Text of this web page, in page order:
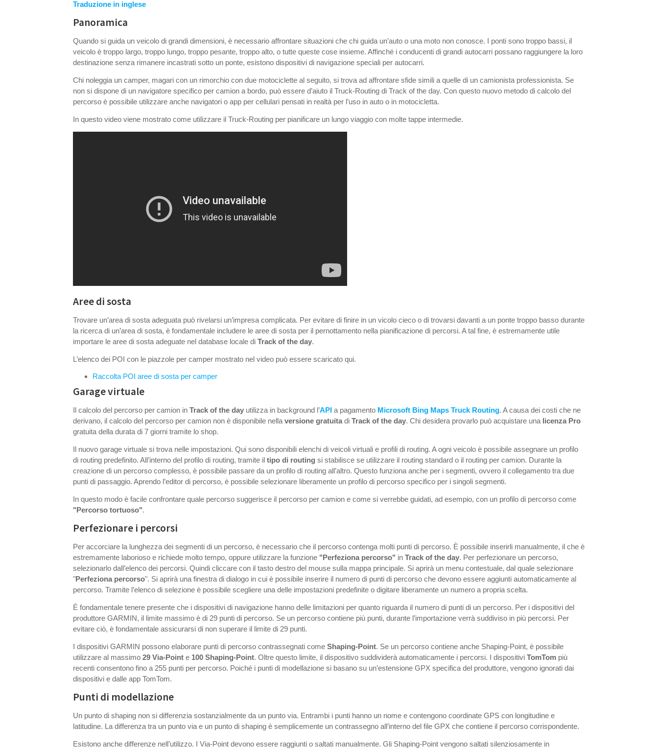
Traduzione in inglese
Panoramica
Quando si guida un veicolo di grandi dimensioni, è necessario affrontare situazioni che chi guida un’auto o una moto non conosce. I ponti sono troppo bassi, il
veicolo è troppo largo, troppo lungo, troppo pesante, troppo alto, o tutte queste cose insieme. Affinché i conducenti di grandi autocarri possano raggiungere la loro
destinazione senza rimanere incastrati sotto un ponte, esistono dispositivi di navigazione speciali per autocarri.
Chi noleggia un camper, magari con un rimorchio con due motociclette al seguito, si trova ad affrontare sfide simili a quelle di un camionista professionista. Se
non si dispone di un navigatore specifico per camion a bordo, può essere d’aiuto il Truck-Routing di Track of the day. Con questo nuovo metodo di calcolo del
percorso è possibile utilizzare anche navigatori o app per cellulari pensati in realtà per l’uso in auto o in motocicletta.
In questo video viene mostrato come utilizzare il Truck-Routing per pianificare un lungo viaggio con molte tappe intermedie.
Aree di sosta
Trovare un’area di sosta adeguata può rivelarsi un’impresa complicata. Per evitare di finire in un vicolo cieco o di trovarsi davanti a un ponte troppo basso durante
la ricerca di un’area di sosta, è fondamentale includere le aree di sosta per il pernottamento nella pianificazione di percorsi. A tal fine, è estremamente utile
importare le aree di sosta adeguate nel database locale diTrack of the day.
L’elenco dei POI con le piazzole per camper mostrato nel video può essere scaricato qui.
Raccolta POI aree di sosta per camper
Garage virtuale
Il calcolo del percorso per camion in Track of the day utilizza in background l’API a pagamento Microsoft Bing Maps Truck Routing. A causa dei costi che ne
derivano, il calcolo del percorso per camion non è disponibile nellaversione gratuita diTrack of the day. Chi desidera provarlo può acquistare una licenza Pro
gratuita della durata di 7 giorni tramite lo shop.
Il nuovo garage virtuale si trova nelle impostazioni. Qui sono disponibili elenchi di veicoli virtuali e profili di routing. A ogni veicolo è possibile assegnare un profilo
di routing predefinito. All’interno del profilo di routing, tramite iltipo di routing si stabilisce se utilizzare il routing standard o il routing per camion. Durante la
creazione di un percorso complesso, è possibile passare da un profilo di routing all’altro. Questo funziona anche per i segmenti, ovvero il collegamento tra due
punti di passaggio. Aprendo l’editor di percorso, è possibile selezionare liberamente un profilo di percorso specifico per i singoli segmenti.
In questo modo è facile confrontare quale percorso suggerisce il percorso per camion e come si verrebbe guidati, ad esempio, con un profilo di percorso come
"Percorso tortuoso".
Perfezionare i percorsi
Per accorciare la lunghezza dei segmenti di un percorso, è necessario che il percorso contenga molti punti di percorso. È possibile inserirli manualmente, il che è
estremamente laborioso e richiede molto tempo, oppure utilizzare la funzione "Perfeziona percorso" inTrack of the day. Per perfezionare un percorso,
selezionarlo dall’elenco dei percorsi. Quindi cliccare con il tasto destro del mouse sulla mappa principale. Si aprirà un menu contestuale, dal quale selezionare
"Perfeziona percorso". Si aprirà una finestra di dialogo in cui è possibile inserire il numero di punti di percorso che devono essere aggiunti automaticamente al
percorso. Tramite l’elenco di selezione è possibile scegliere una delle impostazioni predefinite o digitare liberamente un numero a propria scelta.
È fondamentale tenere presente che i dispositivi di navigazione hanno delle limitazioni per quanto riguarda il numero di punti di un percorso. Per i dispositivi del
produttore GARMIN, il limite massimo è di 29 punti di percorso. Se un percorso contiene più punti, durante l’importazione verrà suddiviso in più percorsi. Per
evitare ciò, è fondamentale assicurarsi di non superare il limite di 29 punti.
I dispositivi GARMIN possono elaborare punti di percorso contrassegnati comeShaping-Point. Se un percorso contiene anche Shaping-Point, è possibile
utilizzare al massimo29 Via-Point e 100 Shaping-Point. Oltre questo limite, il dispositivo suddividerà automaticamente i percorsi. I dispositiviTomTom più
recenti consentono fino a 255 punti per percorso. Poiché i punti di modellazione si basano su un’estensione GPX specifica del produttore, vengono ignorati dai
dispositivi e dalle app TomTom.
Punti di modellazione
Un punto di shaping non si differenzia sostanzialmente da un punto via. Entrambi i punti hanno un nome e contengono coordinate GPS con longitudine e
latitudine. La differenza tra un punto via e un punto di shaping è semplicemente un contrassegno all’interno del file GPX che contiene il percorso corrispondente.
Esistono anche differenze nell’utilizzo. I Via-Point devono essere raggiunti o saltati manualmente. Gli Shaping-Point vengono saltati silenziosamente in